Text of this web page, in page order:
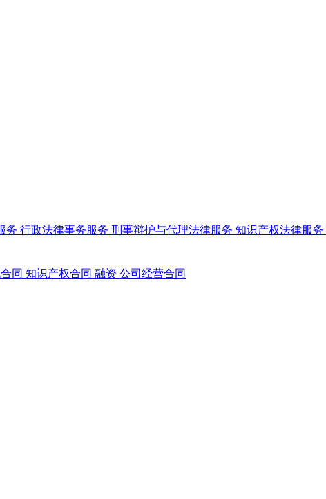
务 行政法律事务服务 刑事辩护与代理法律服务 知识产权法律服务
同 知识产权合同 融资 公司经营合同